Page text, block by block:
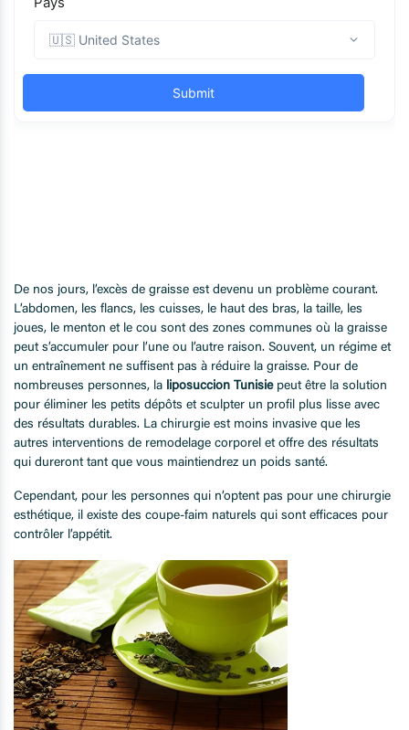
De nos jours, l’excès de graisse est devenu un problème courant.
L’abdomen, les flancs, les cuisses, le haut des bras, la taille, les
joues, le menton et le cou sont des zones communes où la graisse
peut s’accumuler pour l’une ou l’autre raison. Souvent, un régime et
un entraînement ne suffisent pas à réduire la graisse. Pour de
nombreuses personnes, la liposuccion Tunisiepeut être la solution
pour éliminer les petits dépôts et sculpter un profil plus lisse avec
des résultats durables. La chirurgie est moins invasive que les
autres interventions de remodelage corporel et offre des résultats
qui dureront tant que vous maintiendrez un poids santé.
Cependant, pour les personnes qui n’optent pas pour une chirurgie
esthétique, il existe des coupe-faim naturels qui sont efficaces pour
contrôler l’appétit.